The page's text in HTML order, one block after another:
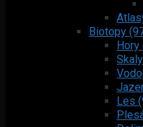
Biotopy
Hory
Les